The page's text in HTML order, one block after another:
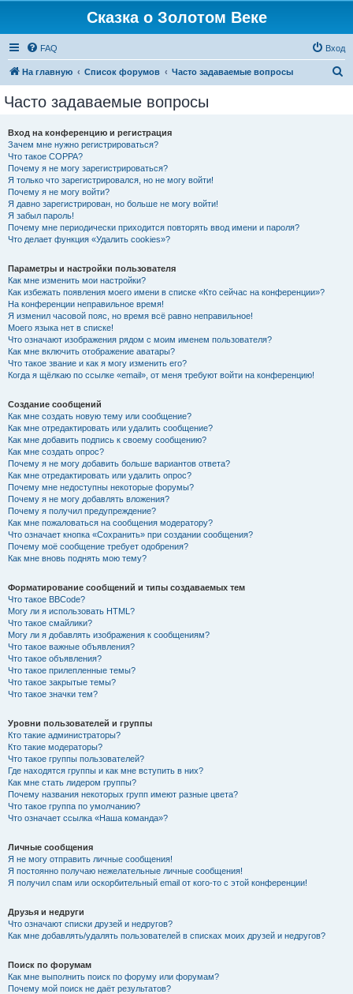
Сказка о Золотом Веке
FAQ Вход
На главную Список форумов Часто задаваемые вопросы
Часто задаваемые вопросы
Вход на конференцию и регистрация
Зачем мне нужно регистрироваться?
Что такое COPPA?
Почему я не могу зарегистрироваться?
Я только что зарегистрировался, но не могу войти!
Почему я не могу войти?
Я давно зарегистрирован, но больше не могу войти!
Я забыл пароль!
Почему мне периодически приходится повторять ввод имени и пароля?
Что делает функция «Удалить cookies»?
Параметры и настройки пользователя
Как мне изменить мои настройки?
Как избежать появления моего имени в списке «Кто сейчас на конференции»?
На конференции неправильное время!
Я изменил часовой пояс, но время всё равно неправильное!
Моего языка нет в списке!
Что означают изображения рядом с моим именем пользователя?
Как мне включить отображение аватары?
Что такое звание и как я могу изменить его?
Когда я щёлкаю по ссылке «email», от меня требуют войти на конференцию!
Создание сообщений
Как мне создать новую тему или сообщение?
Как мне отредактировать или удалить сообщение?
Как мне добавить подпись к своему сообщению?
Как мне создать опрос?
Почему я не могу добавить больше вариантов ответа?
Как мне отредактировать или удалить опрос?
Почему мне недоступны некоторые форумы?
Почему я не могу добавлять вложения?
Почему я получил предупреждение?
Как мне пожаловаться на сообщения модератору?
Что означает кнопка «Сохранить» при создании сообщения?
Почему моё сообщение требует одобрения?
Как мне вновь поднять мою тему?
Форматирование сообщений и типы создаваемых тем
Что такое BBCode?
Могу ли я использовать HTML?
Что такое смайлики?
Могу ли я добавлять изображения к сообщениям?
Что такое важные объявления?
Что такое объявления?
Что такое прилепленные темы?
Что такое закрытые темы?
Что такое значки тем?
Уровни пользователей и группы
Кто такие администраторы?
Кто такие модераторы?
Что такое группы пользователей?
Где находятся группы и как мне вступить в них?
Как мне стать лидером группы?
Почему названия некоторых групп имеют разные цвета?
Что такое группа по умолчанию?
Что означает ссылка «Наша команда»?
Личные сообщения
Я не могу отправить личные сообщения!
Я постоянно получаю нежелательные личные сообщения!
Я получил спам или оскорбительный email от кого-то с этой конференции!
Друзья и недруги
Что означают списки друзей и недругов?
Как мне добавлять/удалять пользователей в списках моих друзей и недругов?
Поиск по форумам
Как мне выполнить поиск по форуму или форумам?
Почему мой поиск не даёт результатов?